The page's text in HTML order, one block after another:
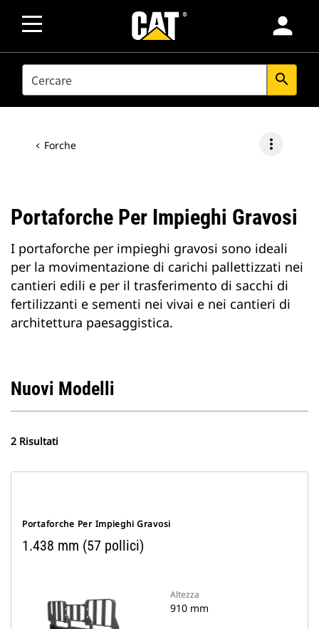
person
SEARCH search
Forche more_vert
Portaforche Per Impieghi Gravosi
I portaforche per impieghi gravosi sono ideali
per la movimentazione di carichi pallettizzati nei
cantieri edili e per il trasferimento di sacchi di
fertilizzanti e sementi nei vivai e nei cantieri di
architettura paesaggistica.
Nuovi Modelli
2 Risultati
Portaforche Per Impieghi Gravosi
1.438 mm (57 pollici)
Altezza
910 mm